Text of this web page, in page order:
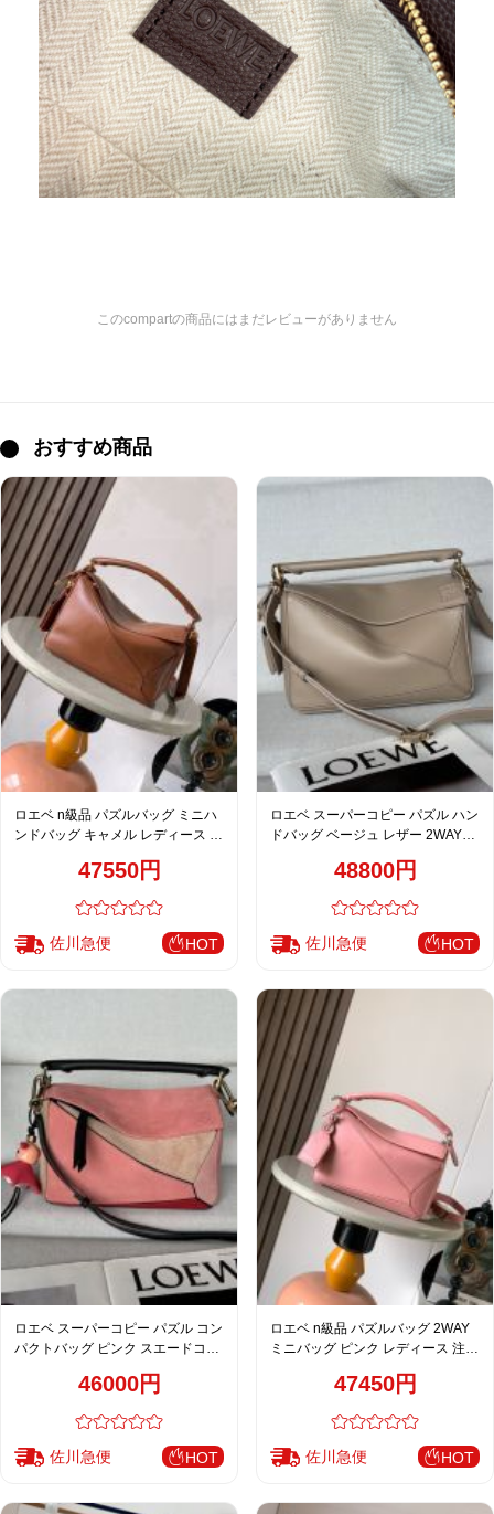
このcompartの商品にはまだレビューがありません
おすすめ商品
ロエベ n級品 パズルバッグ ミニハ
ンドバッグ キャメル レディース 通
47550円
佐川急便 HOT
ロエベ スーパーコピー パズル ハン
ドバッグ ベージュ レザー 2WAYシ
48800円
佐川急便 HOT
ロエベ スーパーコピー パズル コン
パクトバッグ ピンク スエードコン
46000円
佐川急便 HOT
ロエベ n級品 パズルバッグ 2WAY
ミニバッグ ピンク レディース 注目
47450円
佐川急便 HOT